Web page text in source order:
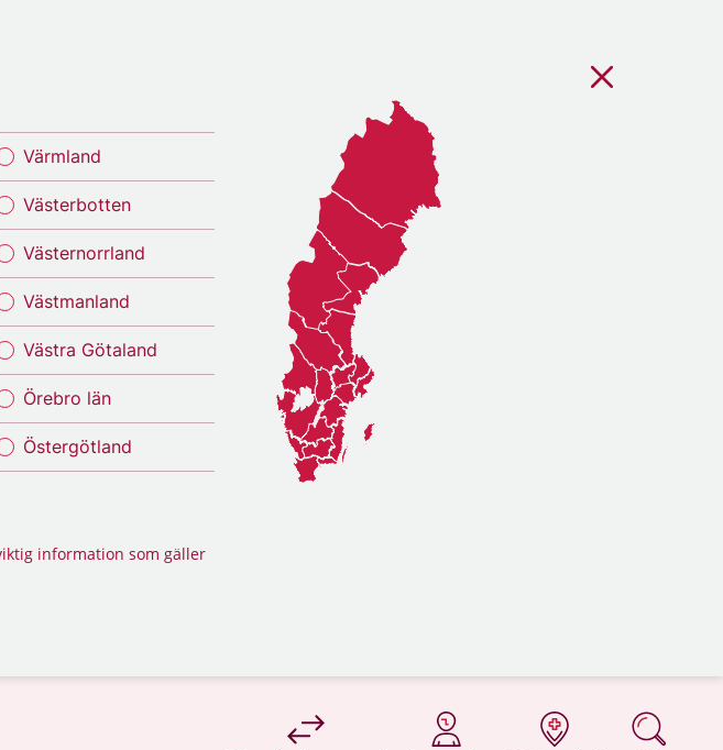
Värmland
Västerbotten
Västernorrland
Västmanland
Västra Götaland
Örebro län
Östergötland
information som gäller
på 1177.se
på 1177.se
på 1177.se
på 1177.se